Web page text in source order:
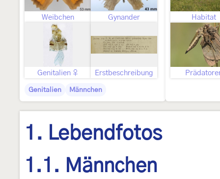
Weibchen Gynander
Genitalien ♀ Erstbeschreibung
Genitalien Männchen
Habitat
1. Lebendfotos
1.1. Männchen